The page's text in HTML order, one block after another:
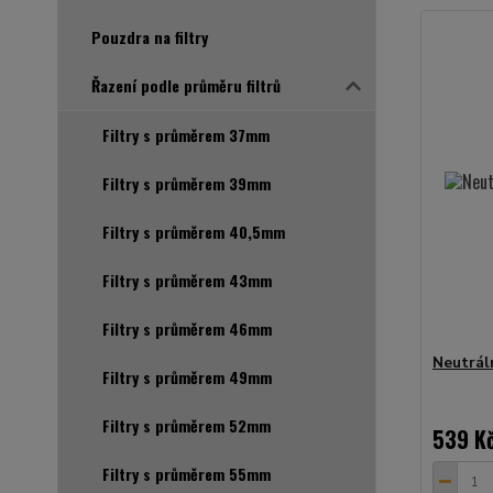
Pouzdra na filtry
Řazení podle průměru filtrů
Filtry s průměrem 37mm
Filtry s průměrem 39mm
Filtry s průměrem 40,5mm
Filtry s průměrem 43mm
Filtry s průměrem 46mm
Filtry s průměrem 49mm
Filtry s průměrem 52mm
Filtry s průměrem 55mm
539